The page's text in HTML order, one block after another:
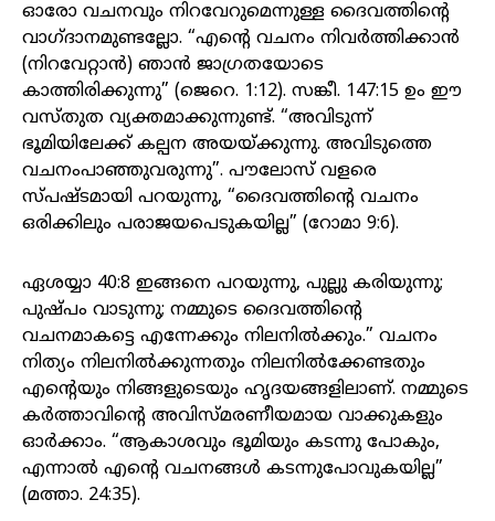
ഓരോ വചനവും നിറവേറുമെന്നുള്ള ദൈവത്തിന്റെ
വാഗ്ദാനമുണ്ടല്ലോ. “എന്റെ വചനം നിവർത്തിക്കാൻ
(നിറവേറ്റാൻ) ഞാൻ ജാഗ്രതയോടെ
കാത്തിരിക്കുന്നു” (ജെറെ. 1:12). സങ്കീ. 147:15 ഉം ഈ
വസ്തുത വ്യക്തമാക്കുന്നുണ്ട്. “അവിടുന്ന്
ഭൂമിയിലേക്ക്‌ കല്പന അയയ്ക്കുന്നു. അവിടുത്തെ
വചനംപാഞ്ഞുവരുന്നു”. പൗലോസ് വളരെ
സ്പഷ്ടമായി പറയുന്നു, “ദൈവത്തിന്റെ വചനം
ഒരിക്കിലും പരാജയപെടുകയില്ല” (റോമാ 9:6).
ഏശയ്യാ 40:8 ഇങ്ങനെ പറയുന്നു, പുല്ലു കരിയുന്നു;
പുഷ്പം വാടുന്നു; നമ്മുടെ ദൈവത്തിന്റെ
വചനമാകട്ടെ എന്നേക്കും നിലനിൽക്കും.” വചനം
നിത്യം നിലനിൽക്കുന്നതും നിലനിൽക്കേണ്ടതും
എന്റെയും നിങ്ങളുടെയും ഹൃദയങ്ങളിലാണ്. നമ്മുടെ
കർത്താവിന്റെ അവിസ്മരണീയമായ വാക്കുകളും
ഓർക്കാം. “ആകാശവും ഭൂമിയും കടന്നു പോകും,
എന്നാൽ എന്റെ വചനങ്ങൾ കടന്നുപോവുകയില്ല”
(മത്താ. 24:35).